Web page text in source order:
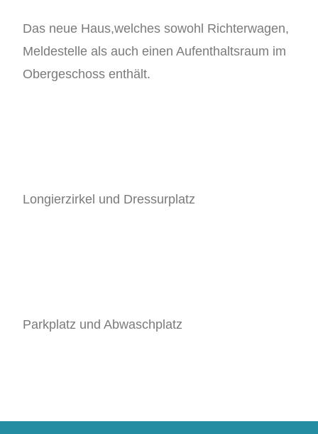
Das neue Haus,welches sowohl Richterwagen,
Meldestelle als auch einen Aufenthaltsraum im
Obergeschoss enthält.
Longierzirkel und Dressurplatz
Parkplatz und Abwaschplatz